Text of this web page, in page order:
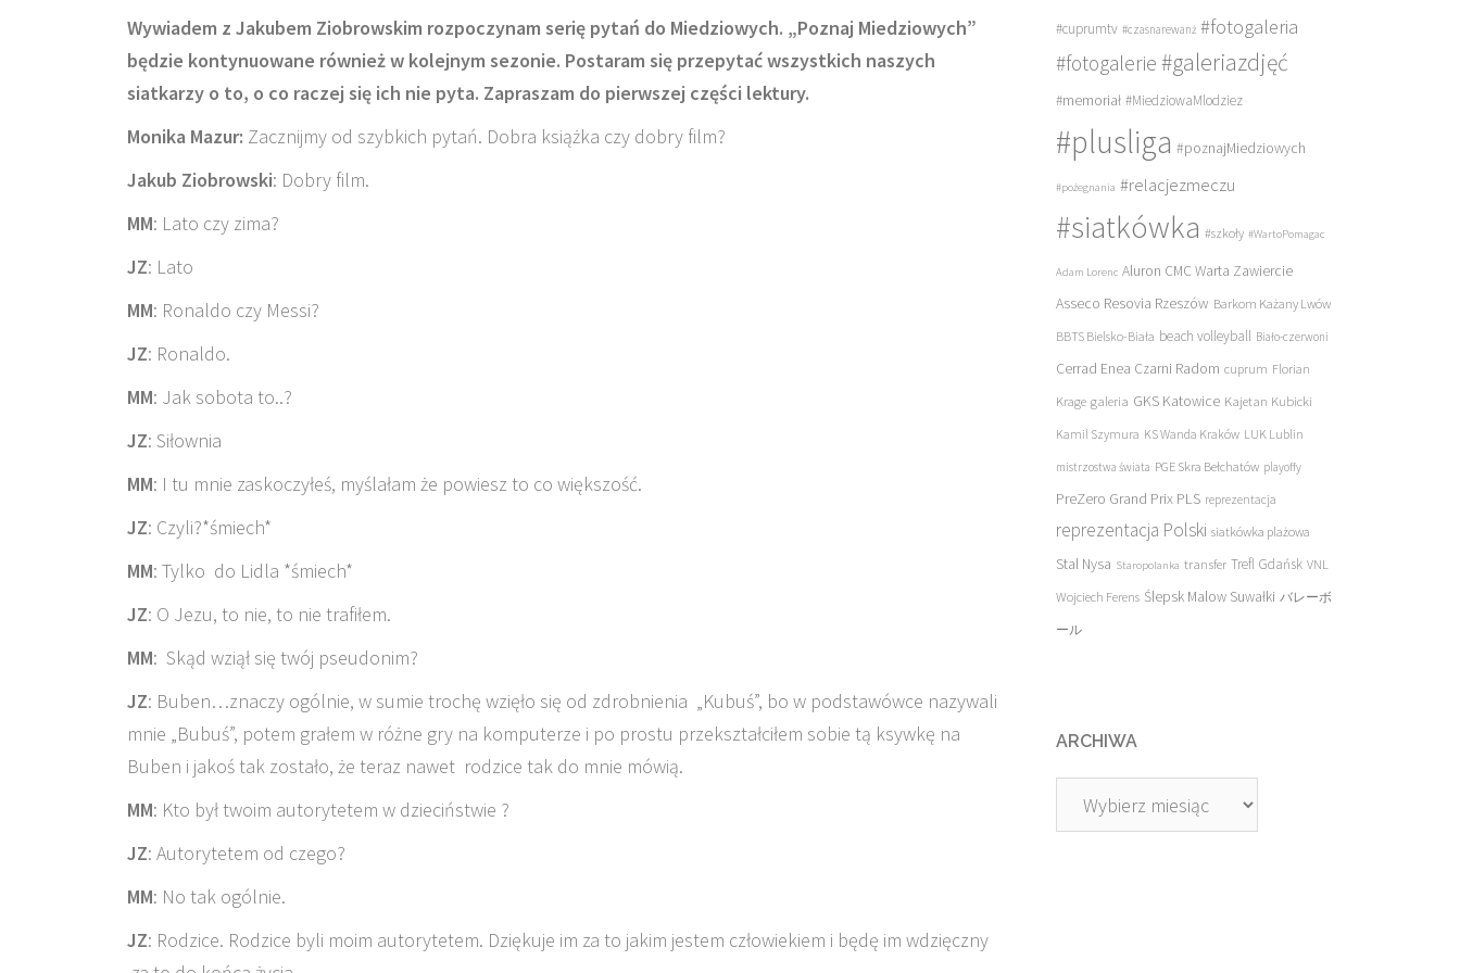
Wywiadem z Jakubem Ziobrowskim rozpoczynam serię pytań do Miedziowych. „Poznaj Miedziowych”
będzie kontynuowane również w kolejnym sezonie. Postaram się przepytać wszystkich naszych
siatkarzy o to, o co raczej się ich nie pyta. Zapraszam do pierwszej części lektury.
Monika Mazur: Zacznijmy od szybkich pytań. Dobra książka czy dobry film?
Jakub Ziobrowski: Dobry film.
MM: Lato czy zima?
JZ: Lato
MM: Ronaldo czy Messi?
JZ: Ronaldo.
MM: Jak sobota to..?
JZ: Siłownia
MM: I tu mnie zaskoczyłeś, myślałam że powiesz to co większość.
JZ: Czyli?*śmiech*
MM: Tylko do Lidla *śmiech*
JZ: O Jezu, to nie, to nie trafiłem.
MM: Skąd wziął się twój pseudonim?
JZ: Buben…znaczy ogólnie, w sumie trochę wzięło się od zdrobnienia „Kubuś”, bo w podstawówce nazywali
mnie „Bubuś”, potem grałem w różne gry na komputerze i po prostu przekształciłem sobie tą ksywkę na
Buben i jakoś tak zostało, że teraz nawet rodzice tak do mnie mówią.
MM: Kto był twoim autorytetem w dzieciństwie ?
JZ: Autorytetem od czego?
MM: No tak ogólnie.
JZ: Rodzice. Rodzice byli moim autorytetem. Dziękuje im za to jakim jestem człowiekiem i będę im wdzięczny
#cuprumtv #czasnarewanż #fotogaleria
#fotogalerie #galeriazdjęć
#memoriał #MiedziowaMlodziez
#plusliga #poznajMiedziowych
#pożegnania #relacjezmeczu
#siatkówka #szkoły #WartoPomagac
Adam Lorenc Aluron CMC Warta Zawiercie
Asseco Resovia Rzeszów Barkom Każany Lwów
BBTS Bielsko-Biała beach volleyball Biało-czerwoni
Cerrad Enea Czarni Radom cuprum Florian
Krage galeria GKS Katowice Kajetan Kubicki
Kamil Szymura KS Wanda Kraków LUK Lublin
mistrzostwa świata PGE Skra Bełchatów playoffy
PreZero Grand Prix PLS reprezentacja
reprezentacja Polski siatkówka plażowa
Stal Nysa Staropolanka transfer Trefl Gdańsk VNL
Wojciech Ferens Ślepsk Malow Suwałki バレーボ
ール
ARCHIWA
Archiwa